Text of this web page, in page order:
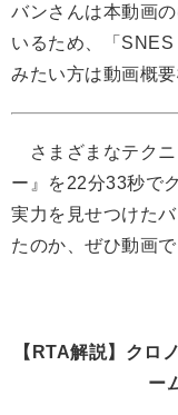
バンさんは本動画
いるため、「
みたい方は動画概
さまざまなテクニ
ー』を22分33秒で
実力を見せつけた
たのか、ぜひ動画
【RTA解説】クロ
ー